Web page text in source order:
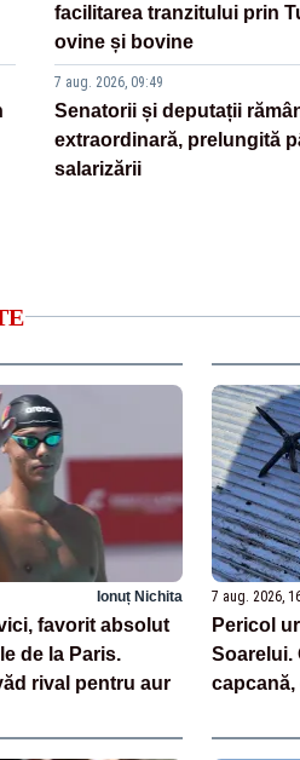
facilitarea tranzitului prin
ovine și bovine
7 aug. 2026, 09:49
Senatorii și deputații
extraordinară, prelungită
salarizării
Ionuț Nichita
favorit absolut
de la Paris.
rival pentru aur
7 aug. 2026,
Pericol
Soarelui.